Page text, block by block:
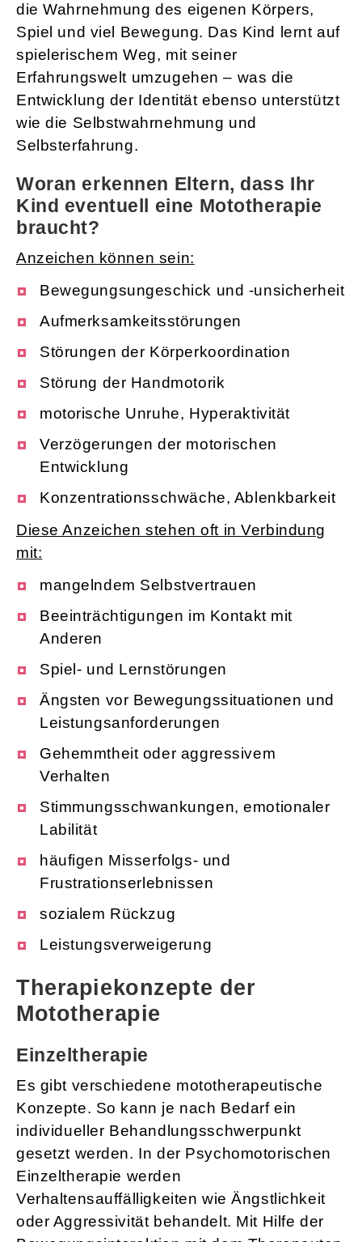
die Wahrnehmung des eigenen Körpers,
Spiel und viel Bewegung. Das Kind lernt auf
spielerischem Weg, mit seiner
Erfahrungswelt umzugehen – was die
Entwicklung der Identität ebenso unterstützt
wie die Selbstwahrnehmung und
Selbsterfahrung.
Woran erkennen Eltern, dass Ihr
Kind eventuell eine Mototherapie
braucht?
Anzeichen können sein:
Bewegungsungeschick und -unsicherheit
Aufmerksamkeitsstörungen
Störungen der Körperkoordination
Störung der Handmotorik
motorische Unruhe, Hyperaktivität
Verzögerungen der motorischen
Entwicklung
Konzentrationsschwäche, Ablenkbarkeit
Diese Anzeichen stehen oft in Verbindung
mit:
mangelndem Selbstvertrauen
Beeinträchtigungen im Kontakt mit
Anderen
Spiel- und Lernstörungen
Ängsten vor Bewegungssituationen und
Leistungsanforderungen
Gehemmtheit oder aggressivem
Verhalten
Stimmungsschwankungen, emotionaler
Labilität
häufigen Misserfolgs- und
Frustrationserlebnissen
sozialem Rückzug
Leistungsverweigerung
Therapiekonzepte der
Mototherapie
Einzeltherapie
Es gibt verschiedene mototherapeutische
Konzepte. So kann je nach Bedarf ein
individueller Behandlungsschwerpunkt
gesetzt werden. In der Psychomotorischen
Einzeltherapie werden
Verhaltensauffälligkeiten wie Ängstlichkeit
oder Aggressivität behandelt. Mit Hilfe der